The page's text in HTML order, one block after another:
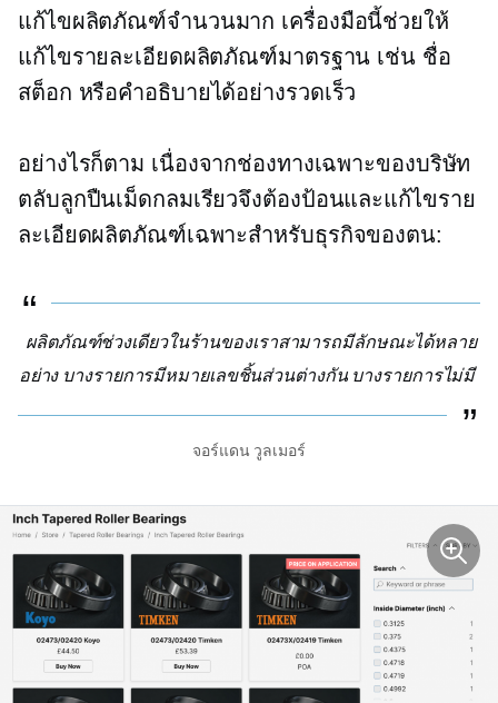
แก้ไขผลิตภัณฑ์จำนวนมาก เครื่องมือนี้ช่วยให้
แก้ไขรายละเอียดผลิตภัณฑ์มาตรฐาน เช่น ชื่อ
สต็อก หรือคำอธิบายได้อย่างรวดเร็ว
อย่างไรก็ตาม เนื่องจากช่องทางเฉพาะของบริษัท
ตลับลูกปืนเม็ดกลมเรียวจึงต้องป้อนและแก้ไขราย
ละเอียดผลิตภัณฑ์เฉพาะสำหรับธุรกิจของตน:
ผลิตภัณฑ์ช่วงเดียวในร้านของเราสามารถมีลักษณะได้หลาย
อย่าง บางรายการมีหมายเลขชิ้นส่วนต่างกัน บางรายการไม่มี
จอร์แดน วูลเมอร์